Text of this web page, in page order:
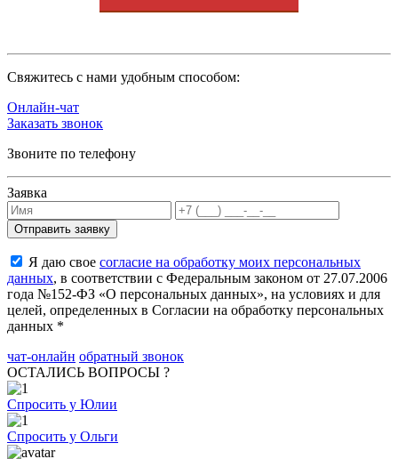
Cвяжитесь с нами удобным способом:
Онлайн-чат
Заказать звонок
Звоните по телефону
Заявка
Я даю свое согласие на обработку моих персональных
данных, в соответствии с Федеральным законом от 27.07.2006
года №152-ФЗ «О персональных данных», на условиях и для
целей, определенных в Согласии на обработку персональных
данных *
чат-онлайн обратный звонок
ОСТАЛИСЬ ВОПРОСЫ ?
Спросить у Юлии
Спросить у Ольги